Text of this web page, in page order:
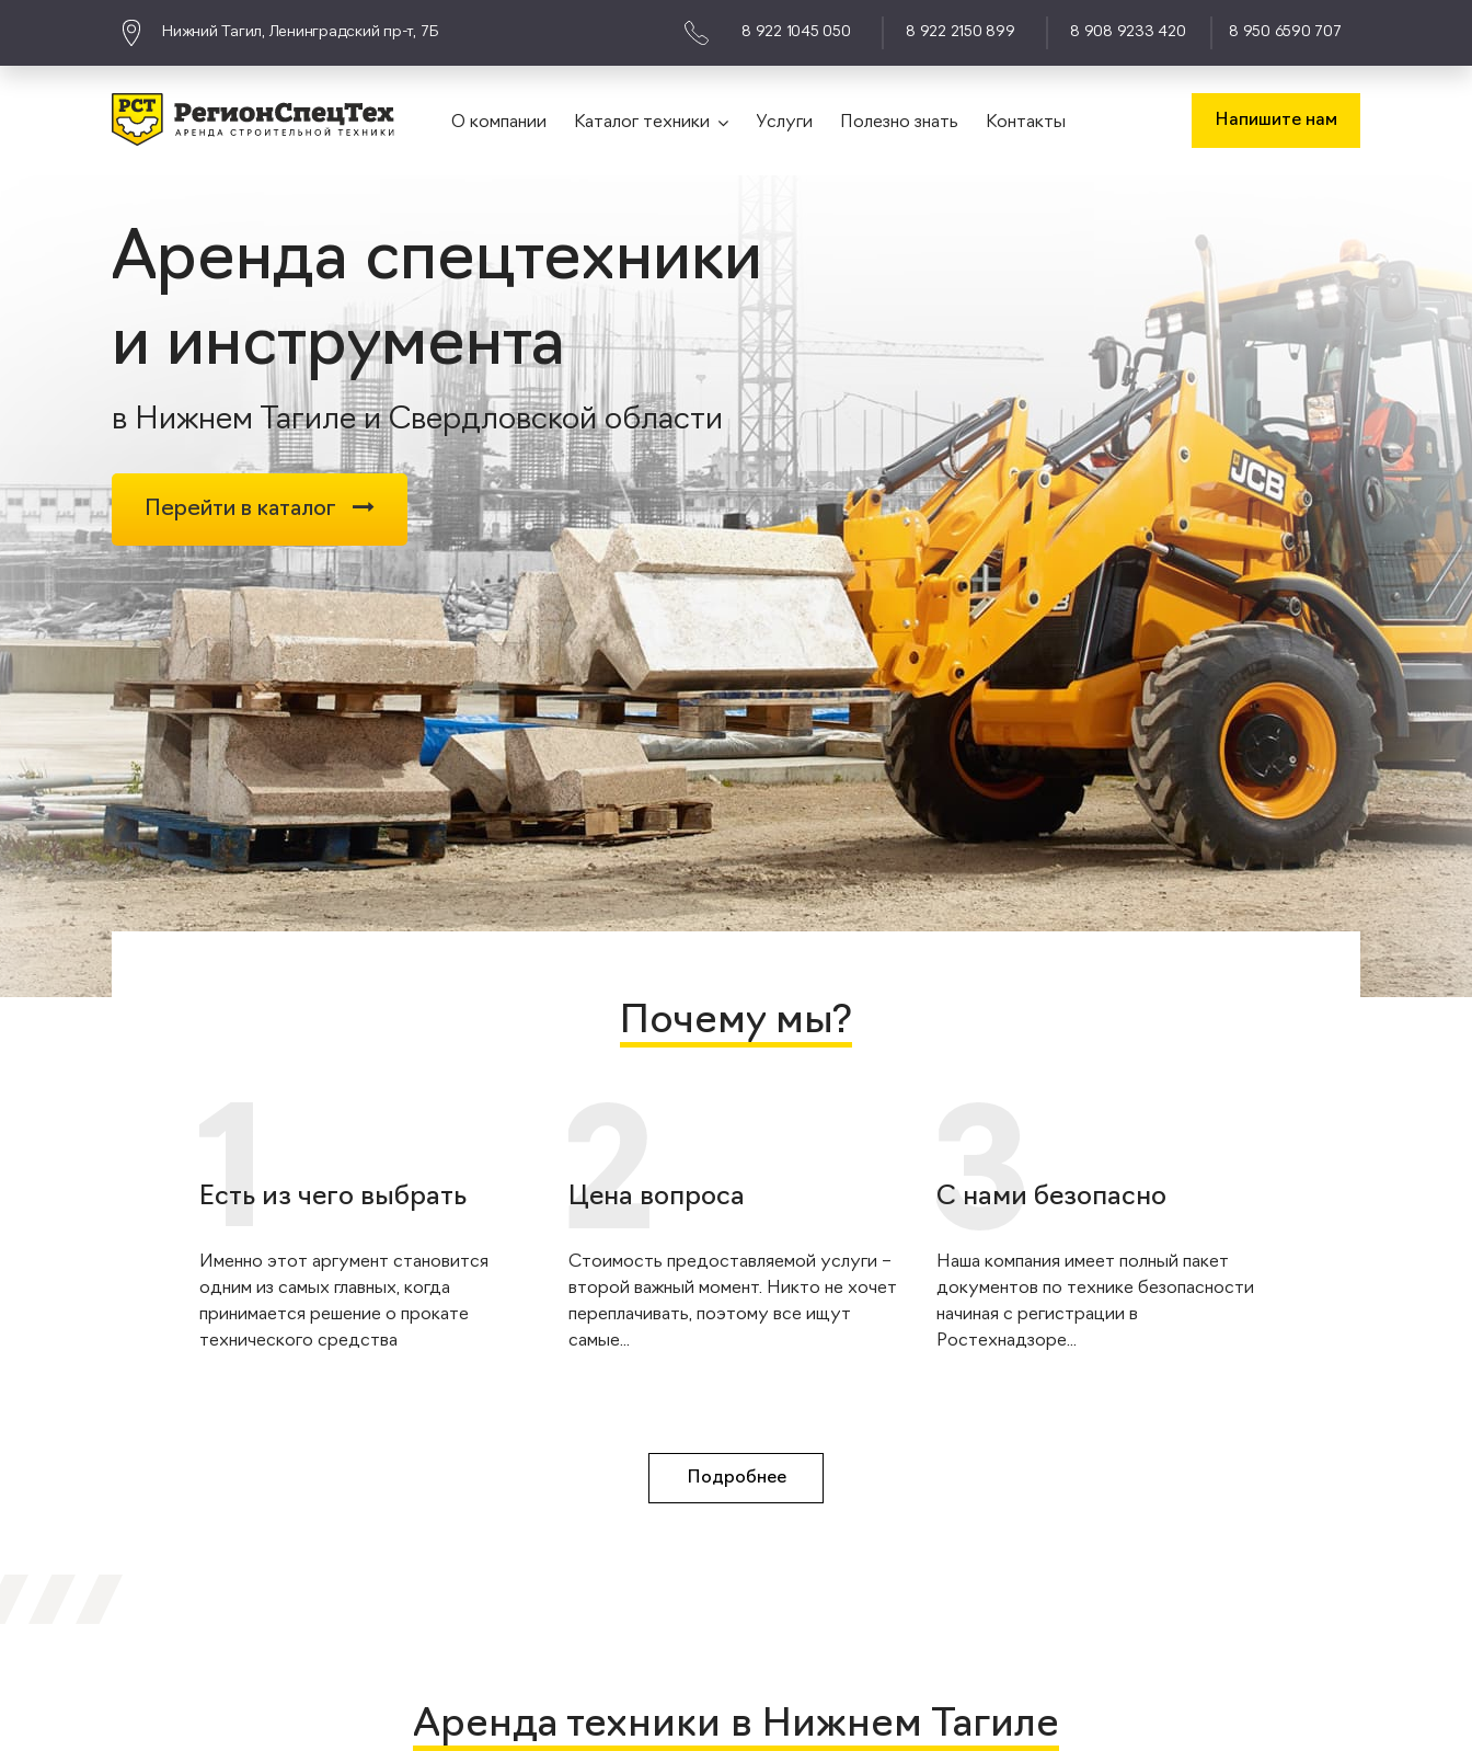
Нижний Тагил, Ленинградский пр-т, 7Б 8 922 1045 050 8 922 2150 899 8 908 9233 420 8 950 6590 707
О компании Каталог техники Услуги Полезно знать Контакты Напишите нам
Аренда спецтехники
и инструмента
в Нижнем Тагиле и Свердловской области
Перейти в каталог
Почему мы?
Есть из чего выбрать
Именно этот аргумент становится
одним из самых главных, когда
принимается решение о прокате
технического средства
Цена вопроса
Стоимость предоставляемой услуги –
второй важный момент. Никто не хочет
переплачивать, поэтому все ищут
самые...
С нами безопасно
Наша компания имеет полный пакет
документов по технике безопасности
начиная с регистрации в
Ростехнадзоре...
Подробнее
Аренда техники в Нижнем Тагиле